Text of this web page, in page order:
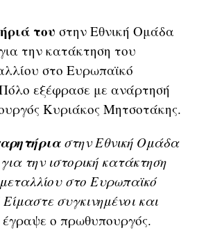
του στην Εθνική Ομάδα
την κατάκτηση του
στο Ευρωπαϊκό
εξέφρασε με ανάρτησή
Κυριάκος Μητσοτάκης.
στην Εθνική Ομάδα
την ιστορική κατάκτηση
στο Ευρωπαϊκό
συγκινημένοι και
έγραψε ο πρωθυπουργός.